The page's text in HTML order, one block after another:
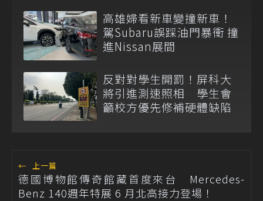
高雄婦看新車變撞新車！
駕Subaru誤踩油門暴衝 撞
進Nissan展間
反對對學生開罰！屏科大
將引進測速照相 學生會
籲校方優先修補硬體缺陷
← 上一篇
德國博物館傳奇館藏首度來台 Mercedes-
Benz 140週年特展 6 月北高接力登場！